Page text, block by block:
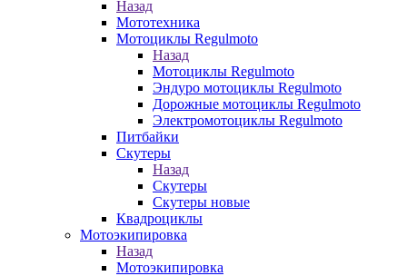
Назад
Мототехника
Мотоциклы Regulmoto
Назад
Мотоциклы Regulmoto
Эндуро мотоциклы Regulmoto
Дорожные мотоциклы Regulmoto
Электромотоциклы Regulmoto
Питбайки
Скутеры
Назад
Скутеры
Скутеры новые
Квадроциклы
Мотоэкипировка
Назад
Мотоэкипировка